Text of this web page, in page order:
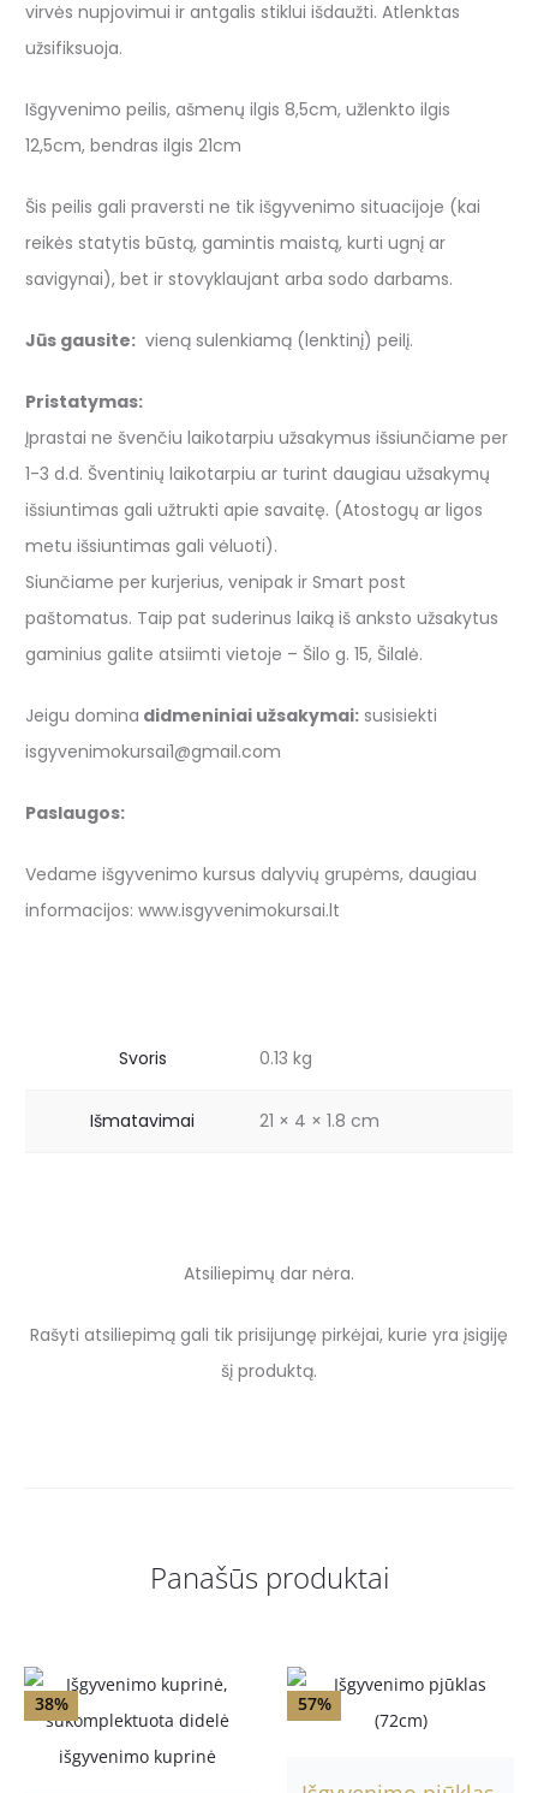
virvės nupjovimui ir antgalis stiklui išdaužti. Atlenktas
užsifiksuoja.
Išgyvenimo peilis, ašmenų ilgis 8,5cm, užlenkto ilgis
12,5cm, bendras ilgis 21cm
Šis peilis gali praversti ne tik išgyvenimo situacijoje (kai
reikės statytis būstą, gamintis maistą, kurti ugnį ar
savigynai), bet ir stovyklaujant arba sodo darbams.
Jūs gausite: vieną sulenkiamą (lenktinį) peilį.
Pristatymas:
Įprastai ne švenčiu laikotarpiu užsakymus išsiunčiame per
1-3 d.d. Šventinių laikotarpiu ar turint daugiau užsakymų
išsiuntimas gali užtrukti apie savaitę. (Atostogų ar ligos
metu išsiuntimas gali vėluoti).
Siunčiame per kurjerius, venipak ir Smart post
paštomatus. Taip pat suderinus laiką iš anksto užsakytus
gaminius galite atsiimti vietoje – Šilo g. 15, Šilalė.
Jeigu domina didmeniniai užsakymai: susisiekti
isgyvenimokursai1@gmail.com
Paslaugos:
Vedame išgyvenimo kursus dalyvių grupėms, daugiau
informacijos: www.isgyvenimokursai.lt
Svoris 0.13 kg
Išmatavimai 21 × 4 × 1.8 cm
A
i
m
Atsiliepimų dar nėra.
Rašyti atsiliepimą gali tik prisijungę pirkėjai, kurie yra įsigiję
šį produktą.
Panašūs produktai
38% 57%